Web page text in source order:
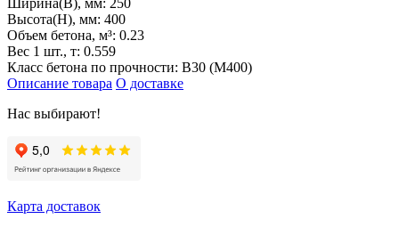
Высота(H), мм: 400
Объем бетона, м³: 0.23
Вес 1 шт., т: 0.559
Класс бетона по прочности: B30 (M400)
Описание товара О доставке
Нас выбирают!
Карта доставок